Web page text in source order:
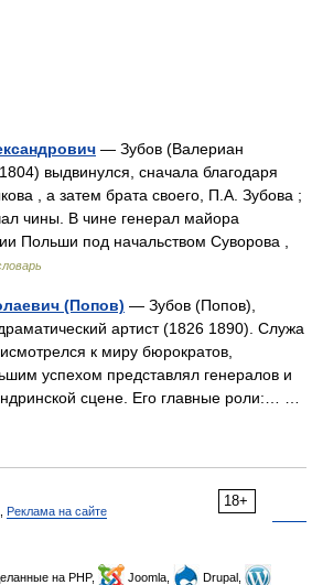
— Зубов (Валериан
выдвинулся, сначала благодаря
, а затем брата своего, П.А. Зубова ;
чины. В чине генерал майора
Польши под начальством Суворова ,
(Попов) — Зубов (Попов),
артист (1826 1890). Служа
к миру бюрократов,
успехом представлял генералов и
сцене. Его главные роли:… …
18+
Реклама на сайте
на PHP, Joomla,
Drupal,